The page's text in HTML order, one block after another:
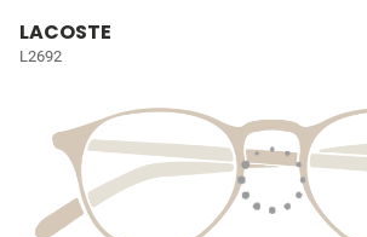
LACOSTE
L2692